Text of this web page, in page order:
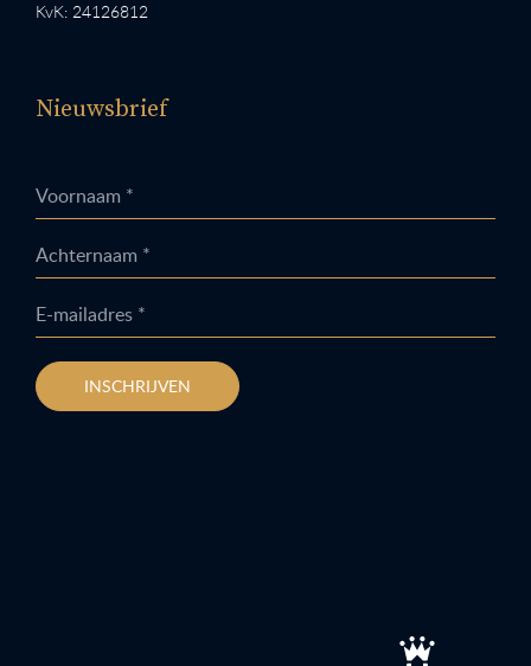
KvK: 24126812
Nieuwsbrief
Voornaam *
Achternaam *
E-mailadres *
INSCHRIJVEN